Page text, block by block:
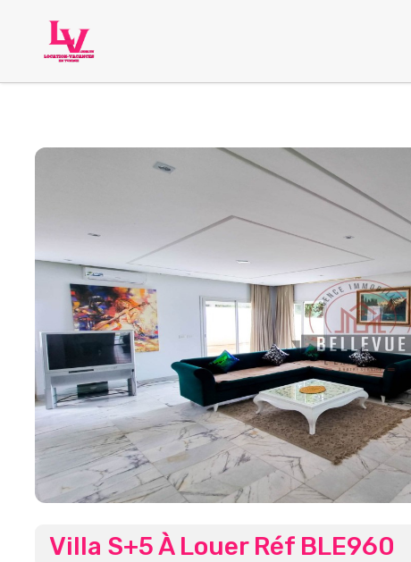
Villa S+5 À Louer Réf BLE960